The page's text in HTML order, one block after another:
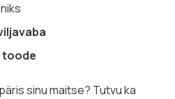
toode
sinu maitse? Tutvu ka